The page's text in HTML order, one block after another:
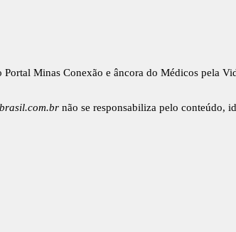
Minas Conexão e âncora do Médicos pela
não se responsabiliza pelo conteúdo,